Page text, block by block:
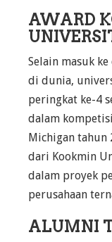
AWARD
Selain masuk
di dunia,
peringkat ke-4
dalam
Michigan tahun
dari Kookmin
dalam proyek
perusahaan
ALUMNI